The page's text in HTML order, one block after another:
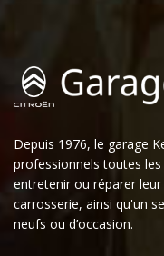
Depuis 1976, le garage
professionnels toutes
entretenir ou réparer
carrosserie, ainsi qu'un
neufs ou d’occasion.